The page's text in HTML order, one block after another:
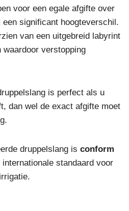
voor een egale afgifte over
significant hoogteverschil.
van een uitgebreid labyrint
waardoor verstopping
is perfect als u
dan wel de exact afgifte moet
druppelslang is conform
internationale standaard voor